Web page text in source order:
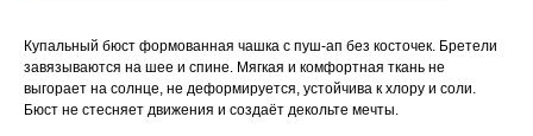
Купальный бюст формованная чашка с пуш-ап без косточек. Бретели
завязываются на шее и спине. Мягкая и комфортная ткань не
выгорает на солнце, не деформируется, устойчива к хлору и соли.
Бюст не стесняет движения и создаёт декольте мечты.